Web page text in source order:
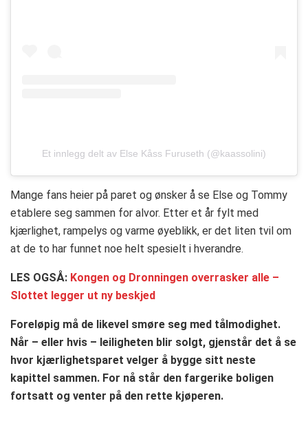
Et innlegg delt av Else Kåss Furuseth (@kaassolini)
Mange fans heier på paret og ønsker å se Else og Tommy
etablere seg sammen for alvor. Etter et år fylt med
kjærlighet, rampelys og varme øyeblikk, er det liten tvil om
at de to har funnet noe helt spesielt i hverandre.
LES OGSÅ: Kongen og Dronningen overrasker alle –
Slottet legger ut ny beskjed
Foreløpig må de likevel smøre seg med tålmodighet.
Når – eller hvis – leiligheten blir solgt, gjenstår det å se
hvor kjærlighetsparet velger å bygge sitt neste
kapittel sammen. For nå står den fargerike boligen
fortsatt og venter på den rette kjøperen.